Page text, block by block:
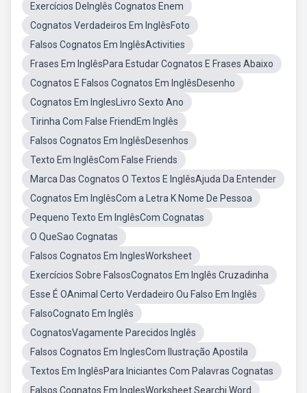
Exercícios DeInglês Cognatos Enem
Cognatos Verdadeiros Em InglêsFoto
Falsos Cognatos Em InglêsActivities
Frases Em InglêsPara Estudar Cognatos E Frases Abaixo
Cognatos E Falsos Cognatos Em InglêsDesenho
Cognatos Em InglesLivro Sexto Ano
Tirinha Com False FriendEm Inglês
Falsos Cognatos Em InglêsDesenhos
Texto Em InglêsCom False Friends
Marca Das Cognatos O Textos E InglêsAjuda Da Entender
Cognatos Em InglêsCom a Letra K Nome De Pessoa
Pequeno Texto Em InglêsCom Cognatas
O QueSao Cognatas
Falsos Cognatos Em InglesWorksheet
Exercícios Sobre FalsosCognatos Em Inglês Cruzadinha
Esse É OAnimal Certo Verdadeiro Ou Falso Em Inglês
FalsoCognato Em Inglês
CognatosVagamente Parecidos Inglês
Falsos Cognatos Em InglesCom Ilustração Apostila
Textos Em InglêsPara Iniciantes Com Palavras Cognatas
Falsos Cognatos Em InglesWorksheet Searchj Word